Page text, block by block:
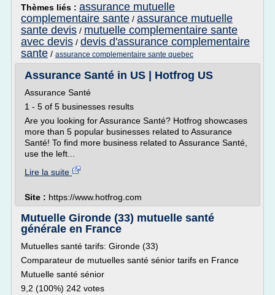
Thèmes liés : assurance mutuelle
complementaire sante / assurance mutuelle
sante devis / mutuelle complementaire sante
avec devis / devis d'assurance complementaire
sante / assurance complementaire sante quebec
Assurance Santé in US | Hotfrog US
Assurance Santé
1 - 5 of 5 businesses results
Are you looking for Assurance Santé? Hotfrog showcases
more than 5 popular businesses related to Assurance
Santé! To find more business related to Assurance Santé,
use the left...
Lire la suite
Site : https://www.hotfrog.com
Mutuelle Gironde (33) mutuelle santé
générale en France
Mutuelles santé tarifs: Gironde (33)
Comparateur de mutuelles santé sénior tarifs en France
Mutuelle santé sénior
9,2 (100%) 242 votes